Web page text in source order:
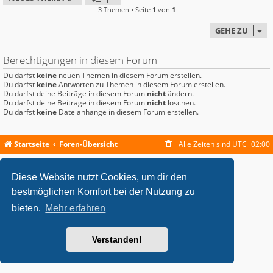
Diese Website nutzt Cookies, um dir den
bestmöglichen Komfort bei der Nutzung zu
bieten. Mehr erfahren
Verstanden!
3 Themen • Seite 1 von 1
GEHE ZU
Berechtigungen in diesem Forum
Du darfst keine neuen Themen in diesem Forum erstellen.
Du darfst keineAntworten zu Themen in diesem Forum erstellen.
Du darfst deine Beiträge in diesem Forum nichtändern.
Du darfst deine Beiträge in diesem Forum nicht löschen.
Du darfst keine Dateianhänge in diesem Forum erstellen.
Startseite Foren-Übersicht Alle Zeiten sind UTC+02:00
Powered byphpBB® Forum Software © phpBB Limited
Deutsche Übersetzung durch
Nutzungsbedingungen